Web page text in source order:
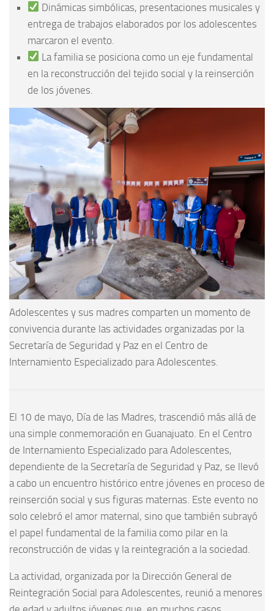
Dinámicas simbólicas, presentaciones musicales y
entrega de trabajos elaborados por los adolescentes
marcaron el evento.
La familia se posiciona como un eje fundamental
en la reconstrucción del tejido social y la reinserción
de los jóvenes.
Adolescentes y sus madres comparten un momento de
convivencia durante las actividades organizadas por la
Secretaría de Seguridad y Paz en el Centro de
Internamiento Especializado para Adolescentes.
El 10 de mayo, Día de las Madres, trascendió más allá de
una simple conmemoración en Guanajuato. En el Centro
de Internamiento Especializado para Adolescentes,
dependiente de la Secretaría de Seguridad y Paz, se llevó
a cabo un encuentro histórico entre jóvenes en proceso de
reinserción social y sus figuras maternas. Este evento no
solo celebró el amor maternal, sino que también subrayó
el papel fundamental de la familia como pilar en la
reconstrucción de vidas y la reintegración a la sociedad.
La actividad, organizada por la Dirección General de
Reintegración Social para Adolescentes, reunió a menores